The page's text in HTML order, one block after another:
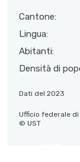
Cantone:
Lingua:
Abitanti:
Densità di
Dati del 2023
Ufficio federale
© UST